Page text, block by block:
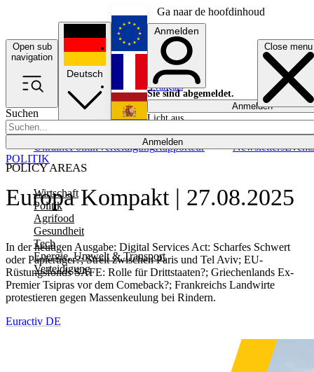
Ga naar de hoofdinhoud
Open sub
navigation
Close menu
Suchen
Anmelden
POLICY AREAS
Wirtschaft
Politik
Agrifood
Gesundheit
Tech
Energie, Umwelt & Transport
Verteidigung
UkrainePolitikVerteidigungRapporteur NewslettersEvents
Deutsch
English
Français
Anmelden
Sie sind abgemeldet.
Anmelden
Licht aus
Europa Kompakt | 27.08.2025
In der heutigen Ausgabe: Digital Services Act: Scharfes Schwert
oder Papiertiger?; Streit zwischen Paris und Tel Aviv; EU-
Rüstungsfonds SAFE: Rolle für Drittstaaten?; Griechenlands Ex-
Premier Tsipras vor dem Comeback?; Frankreichs Landwirte
protestieren gegen Massenkeulung bei Rindern.
POLITIK
Euractiv DE